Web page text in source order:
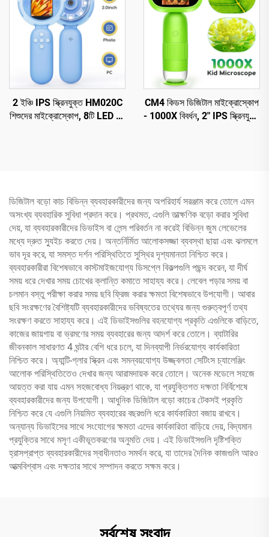
2 ইঞ্চি IPS স্ক্রিনযুক্ত HM020C
শিশুদের মাইক্রোস্কোপ, 8টি LED সহ
CM4 কিডস ডিজিটাল মাইক্রোস্কোপ
- 1000X বিবর্ধন, 2" IPS স্ক্রিনযুক্ত
ডিজিটাল বড়ো কাচ বিভিন্ন ব্যবহারকারীদের জন্য অপরিহার্য সরঞ্জাম করে তোলে এমন
অসংখ্য ব্যবহারিক সুবিধা প্রদান করে। প্রথমত, এগুলি তাত্ক্ষণিক বড়ো করার সুবিধা
দেয়, যা ব্যবহারকারীদের ডিভাইস বা লেন্স পরিবর্তন না করেই বিভিন্ন জুম লেভেলের
মধ্যে দ্রুত স্যুইচ করতে দেয়। অন্তর্নির্মিত আলোকসজ্জা ব্যবস্থা ছায়া এবং ঝলমলে
ভাব দূর করে, যা সমস্ত দর্শন পরিস্থিতিতে সুস্থির দৃশ্যমানতা নিশ্চিত করে।
ব্যবহারকারীরা বিশেষভাবে কাস্টমাইজযোগ্য ডিসপ্লে বিকল্পগুলি পছন্দ করেন, যা দীর্ঘ
সময় ধরে দেখার সময় চোখের ক্লান্তি কমাতে সাহায্য করে। লেবেল পড়ার সময় বা
চলমান বস্তু পরীক্ষা করার সময় ছবি ফ্রিজ করার ক্ষমতা বিশেষভাবে উপযোগী। আবার
ছবি সংরক্ষণের বৈশিষ্ট্যটি ব্যবহারকারীদের ভবিষ্যতের তথ্যের জন্য গুরুত্বপূর্ণ তথ্য
সংরক্ষণ করতে সাহায্য করে। এই ডিভাইসগুলির বহনযোগ্য প্রকৃতি এগুলিকে বাড়িতে,
কাজের জায়গায় বা ভ্রমণের সময় ব্যবহারের জন্য আদর্শ করে তোলে। ব্যাটারির
জীবনকাল সাধারণত 4 ঘন্টার বেশি ধরে চলে, যা দিনব্যাপী নির্ভরযোগ্য কার্যকারিতা
নিশ্চিত করে। অ্যান্টি-গ্লার স্ক্রিন এবং সমন্বয়যোগ্য উজ্জ্বলতা সেটিংস চ্যালেঞ্জিং
আলোক পরিস্থিতিতেও দেখার জন্য আরামদায়ক করে তোলে। অনেক মডেলে সহজে
আয়ত্ত করা যায় এমন সহজবোধ্য নিয়ন্ত্রণ থাকে, যা প্রযুক্তিগত দক্ষতা নির্বিশেষে
ব্যবহারকারীদের জন্য উপযোগী। আধুনিক ডিজিটাল বড়ো কাচের টেকসই প্রকৃতি
নিশ্চিত করে যে এগুলি নিয়মিত ব্যবহারের বছরগুলি ধরে কার্যকারিতা বজায় রাখবে।
অন্যান্য ডিভাইসের সাথে সংযোগের ক্ষমতা এদের কার্যকারিতা বাড়িয়ে দেয়, বিদ্যমান
প্রযুক্তির সাথে মসৃণ একীভূতকরণের অনুমতি দেয়। এই ডিভাইসগুলি দৃষ্টিশক্তি
হ্রাসপ্রাপ্ত ব্যবহারকারীদের স্বাধীনতাও সমর্থন করে, যা তাদের দৈনিক কাজগুলি আরও
আত্মবিশ্বাস এবং দক্ষতার সাথে সম্পাদন করতে সক্ষম করে।